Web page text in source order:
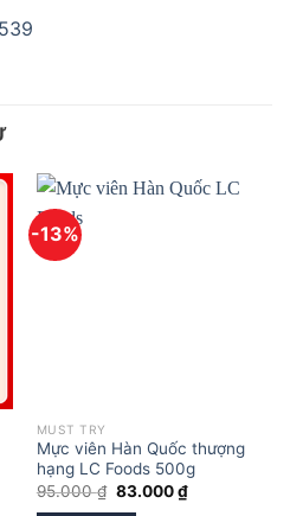
-13%
MUST TRY
Mực viên Hàn Quốc thượng
hạng LC Foods 500g
95.000₫ Giá
83.000₫Giá
hiện